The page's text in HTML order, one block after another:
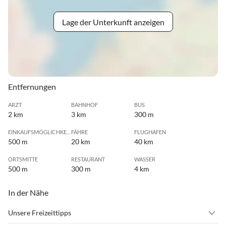
Lage der Unterkunft anzeigen
Entfernungen
ARZT
2 km
BAHNHOF
3 km
BUS
300 m
500 m
FÄHRE
20 km
FLUGHAFEN
40 km
ORTSMITTE
500 m
RESTAURANT
300 m
WASSER
4 km
In der Nähe
Unsere Freizeittipps